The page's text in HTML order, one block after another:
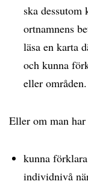
ska
ortnamnens
läsa en karta
och kunna
eller områden.
Eller om man
kunna
individnivå